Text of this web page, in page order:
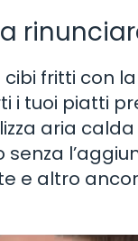
fritti con
i tuoi piatti
aria
e altro